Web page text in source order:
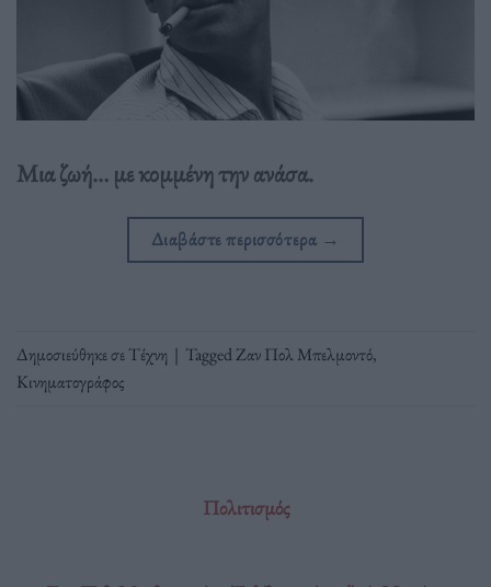
Μια ζωή… με κομμένη την ανάσα.
Διαβάστε περισσότερα →
Δημοσιεύθηκε σεΤέχνη | TaggedΖαν Πολ Μπελμοντό,
Κινηματογράφος
Πολιτισμός